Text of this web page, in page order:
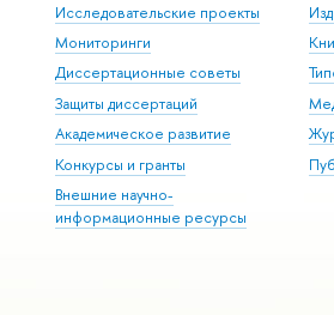
Исследовательские проекты
Мониторинги
Диссертационные советы
Защиты диссертаций
Академическое развитие
Конкурсы и гранты
Внешние научно-
информационные ресурсы